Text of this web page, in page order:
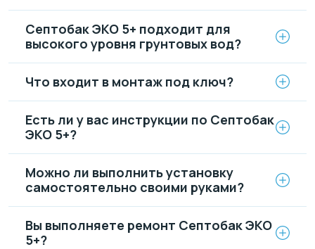
Септобак ЭКО 5+ подходит для
высокого уровня грунтовых вод?
Что входит в монтаж под ключ?
Есть ли у вас инструкции по Септобак
ЭКО 5+?
Можно ли выполнить установку
самостоятельно своими руками?
Вы выполняете ремонт Септобак ЭКО
5+?